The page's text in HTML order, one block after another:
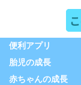
便利アプリ
胎児の成長
赤ちゃんの成長